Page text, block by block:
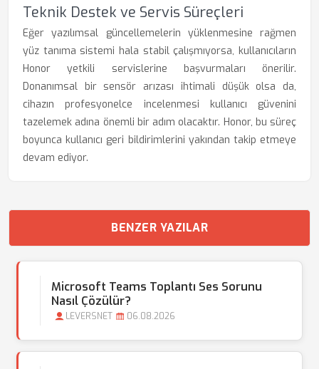
Teknik Destek ve Servis Süreçleri
Eğer yazılımsal güncellemelerin yüklenmesine rağmen
yüz tanıma sistemi hala stabil çalışmıyorsa, kullanıcıların
Honor yetkili servislerine başvurmaları önerilir.
Donanımsal bir sensör arızası ihtimali düşük olsa da,
cihazın profesyonelce incelenmesi kullanıcı güvenini
tazelemek adına önemli bir adım olacaktır. Honor, bu süreç
boyunca kullanıcı geri bildirimlerini yakından takip etmeye
devam ediyor.
BENZER YAZILAR
Microsoft Teams Toplantı Ses Sorunu
Nasıl Çözülür?
LEVERSNET 06.08.2026